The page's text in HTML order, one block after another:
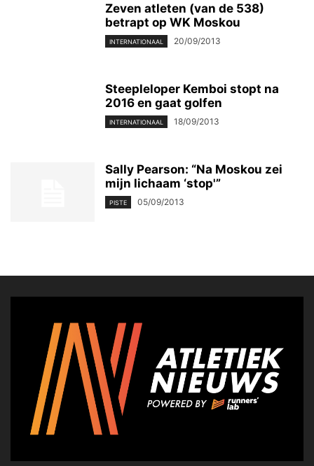
Zeven atleten (van de 538)
betrapt op WK Moskou
INTERNATIONAAL 20/09/2013
Steepleloper Kemboi stopt na
2016 en gaat golfen
INTERNATIONAAL 18/09/2013
Sally Pearson: “Na Moskou zei
mijn lichaam ‘stop'”
PISTE 05/09/2013